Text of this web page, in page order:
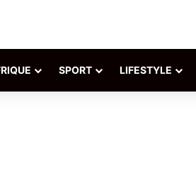
SPORT LIFESTYLE